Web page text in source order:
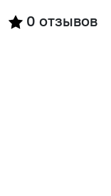
0 отзывов